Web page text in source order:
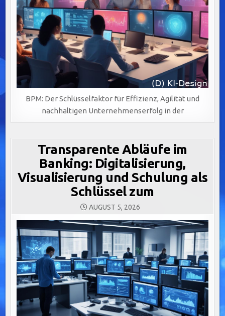
BPM: Der Schlüsselfaktor für Effizienz, Agilität und
nachhaltigen Unternehmenserfolg in der
Transparente Abläufe im
Banking: Digitalisierung,
Visualisierung und Schulung als
Schlüssel zum
AUGUST 5, 2026